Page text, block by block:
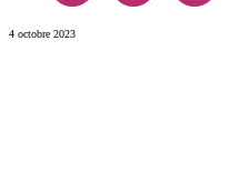
4 octobre 2023